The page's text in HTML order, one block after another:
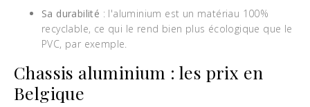
Sa durabilité : l'aluminium est un matériau 100%
recyclable, ce qui le rend bien plus écologique que le
PVC, par exemple.
Chassis aluminium : les prix en
Belgique